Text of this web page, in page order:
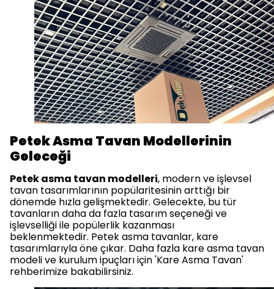
Petek Asma Tavan Modellerinin
Geleceği
Petek asma tavan modelleri, modern ve işlevsel
tavan tasarımlarının popülaritesinin arttığı bir
dönemde hızla gelişmektedir. Gelecekte, bu tür
tavanların daha da fazla tasarım seçeneği ve
işlevselliği ile popülerlik kazanması
beklenmektedir. Petek asma tavanlar, kare
tasarımlarıyla öne çıkar. Daha fazla kare asma tavan
modeli ve kurulum ipuçları için 'Kare Asma Tavan'
rehberimize bakabilirsiniz.